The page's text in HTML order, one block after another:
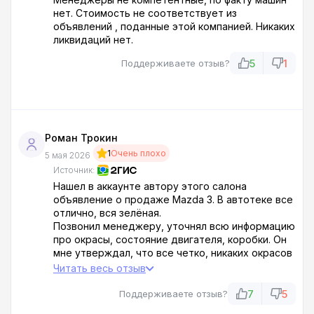
нет. Стоимость не соответствует из
объявлений , поданные этой компанией. Никаких
ликвидаций нет.
Поддерживаете отзыв? 5 1
Роман Трокин
5 мая 2026 1Очень плохо
Источник:
Нашел в аккаунте автору этого салона
объявление о продаже Mazda 3. В автотеке все
отлично, вся зелёная.
Позвонил менеджеру, уточнял всю информацию
про окрасы, состояние двигателя, коробки. Он
мне утверждал, что все четко, никаких окрасов
нет, все по технике отлично. Также его спросил
сумму, которая указана в объявлении без доп
Читать весь отзыв
Поддерживаете отзыв? 7 5